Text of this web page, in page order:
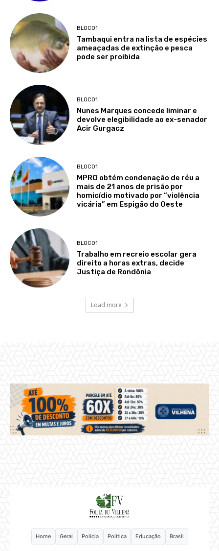
BLOCO1
Tambaqui entra na lista de espécies
ameaçadas de extinção e pesca
pode ser proibida
BLOCO1
Nunes Marques concede liminar e
devolve elegibilidade ao ex-senador
Acir Gurgacz
BLOCO1
MPRO obtém condenação de réu a
mais de 21 anos de prisão por
homicídio motivado por “violência
vicária” em Espigão do Oeste
BLOCO1
Trabalho em recreio escolar gera
direito a horas extras, decide
Justiça de Rondônia
Load more
Home Geral Polícia Política Educação Brasil